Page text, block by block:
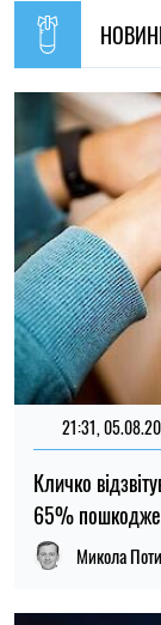
21:31,
Кличко
65%
Микола